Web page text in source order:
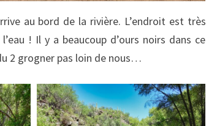
au bord de la rivière. L’endroit est très
! Il y a beaucoup d’ours noirs dans ce
2 grogner pas loin de nous…